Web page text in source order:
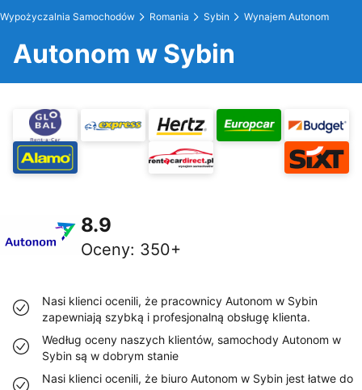
Wypożyczalnia Samochodów Romania Sybin Wynajem Autonom
Autonom w Sybin
8.9
Oceny: 350+
Nasi klienci ocenili, że pracownicy Autonom w Sybin
zapewniają szybką i profesjonalną obsługę klienta.
Według oceny naszych klientów, samochody Autonom w
Sybin są w dobrym stanie
Nasi klienci ocenili, że biuro Autonom w Sybin jest łatwe do